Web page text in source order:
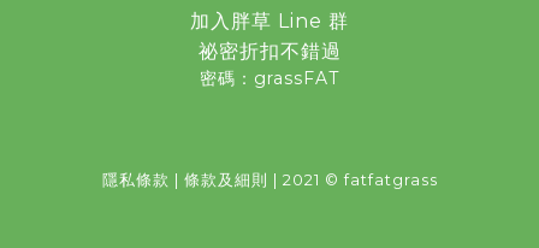
加入胖草 Line 群
祕密折扣不錯過
密碼：grassFAT
隱私條款 | 條款及細則 | 2021 © fatfatgrass